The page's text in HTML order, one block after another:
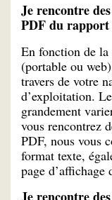
Je rencontre
PDF du rapport
En fonction de
(portable ou
travers de votre
d’exploitation.
grandement
vous rencontrez
PDF, nous vous
format texte,
page d’affichage